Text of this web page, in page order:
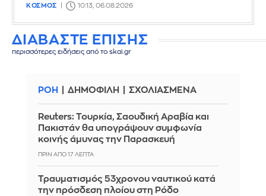
ΚΟΣΜΟΣ 10:13, 06.08.2026
ΔΙΑΒΑΣΤΕ ΕΠΙΣΗΣ
περισσότερες ειδήσεις από το skai.gr
ΡΟΗ ΔΗΜΟΦΙΛΗ ΣΧΟΛΙΑΣΜΕΝΑ
Reuters: Τουρκία, Σαουδική Αραβία και
Πακιστάν θα υπογράψουν συμφωνία
κοινής άμυνας την Παρασκευή
ΠΡΙΝ ΑΠΌ 17 ΛΕΠΤΆ
Τραυματισμός 53χρονου ναυτικού κατά
την πρόσδεση πλοίου στη Ρόδο